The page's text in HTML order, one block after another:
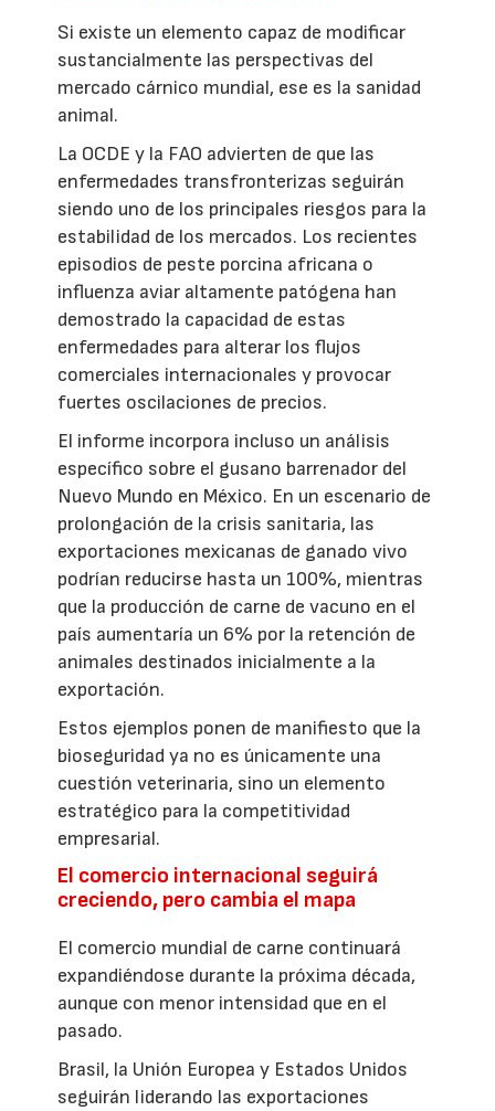
Si existe un elemento capaz de modificar
sustancialmente las perspectivas del
mercado cárnico mundial, ese es la sanidad
animal.
La OCDE y la FAO advierten de que las
enfermedades transfronterizas seguirán
siendo uno de los principales riesgos para la
estabilidad de los mercados. Los recientes
episodios de peste porcina africana o
influenza aviar altamente patógena han
demostrado la capacidad de estas
enfermedades para alterar los flujos
comerciales internacionales y provocar
fuertes oscilaciones de precios.
El informe incorpora incluso un análisis
específico sobre el gusano barrenador del
Nuevo Mundo en México. En un escenario de
prolongación de la crisis sanitaria, las
exportaciones mexicanas de ganado vivo
podrían reducirse hasta un 100%, mientras
que la producción de carne de vacuno en el
país aumentaría un 6% por la retención de
animales destinados inicialmente a la
exportación.
Estos ejemplos ponen de manifiesto que la
bioseguridad ya no es únicamente una
cuestión veterinaria, sino un elemento
estratégico para la competitividad
empresarial.
El comercio internacional seguirá
creciendo, pero cambia el mapa
El comercio mundial de carne continuará
expandiéndose durante la próxima década,
aunque con menor intensidad que en el
pasado.
Brasil, la Unión Europea y Estados Unidos
seguirán liderando las exportaciones